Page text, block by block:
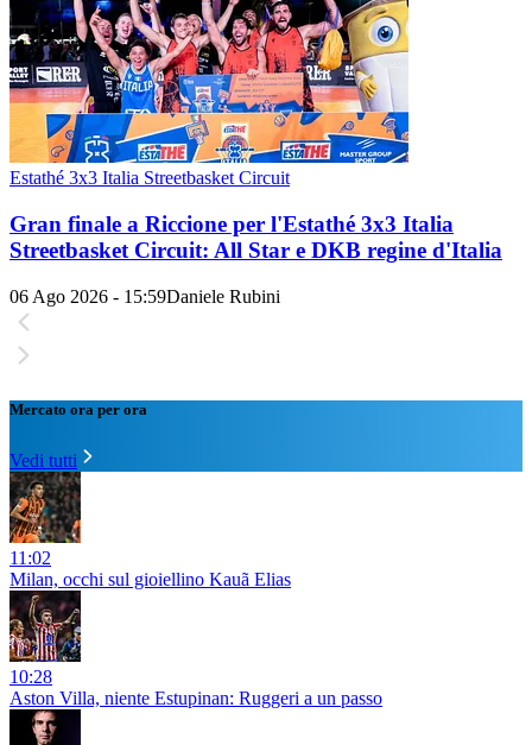
Estathé 3x3 Italia Streetbasket Circuit
Gran finale a Riccione per l'Estathé 3x3 Italia
Streetbasket Circuit: All Star e DKB regine d'Italia
06 Ago 2026 - 15:59Daniele Rubini
Mercato ora per ora
Vedi tutti
11:02
Milan, occhi sul gioiellino Kauã Elias
10:28
Aston Villa, niente Estupinan: Ruggeri a un passo